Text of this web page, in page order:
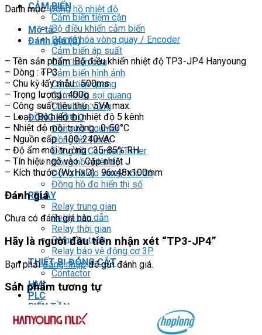
CẢM BIẾN
Cảm biến tiệm cận
Bộ điều khiển cảm biến
Bộ mã hóa vòng quay / Encoder
Cảm biến áp suất
Cảm biến cửa
Cảm biến hình ảnh
Cảm biến quang
Cảm biến sợi quang
Cảm biến vùng
ĐỒNG HỒ ĐO
Đồng hồ Counter
Đồng hồ Timer
Đồng hồ Counter/Timer
Đồng hồ nhiệt độ
Đồng hồ đo xung/ tốc độ
Đồng hồ đo hiển thị số
RELAY
Relay trung gian
Relay bán dẫn
Relay thời gian
Relay an toàn
Relay bảo vệ động cơ 3P
THIẾT BỊ ĐÓNG CẮT
Contactor
HMI
PLC
BIẾN TẦN
DRIVER / MOTOR SERVO
LOGIC RELAY
Danh mục:Đồng hồ nhiệt độ
Mô tả
Đánh giá (0)
– Tên sản phẩm: Bộ điều khiển nhiệt độ TP3-JP4 Hanyoung
– Dòng : TP3
– Chu kỳ lấy mẫu : 500ms
– Trọng lượng : 400g
– Công suất tiêu thụ : 5VA max.
– Loại : Bộ hiển thị nhiệt độ 5 kênh
– Nhiệt độ môi trường : 0-50°C
– Nguồn cấp : 100-240VAC
– Độ ẩm môi trường : 35-85% RH
– Tín hiệu ngõ vào : Cặp nhiệt J
– Kích thước (WxHxD) : 96x48x100mm
Đánh giá
Chưa có đánh giá nào.
Hãy là người đầu tiên nhận xét “TP3-JP4”
Bạn phảiđăng nhậpđể gửi đánh giá.
Sản phẩm tương tự